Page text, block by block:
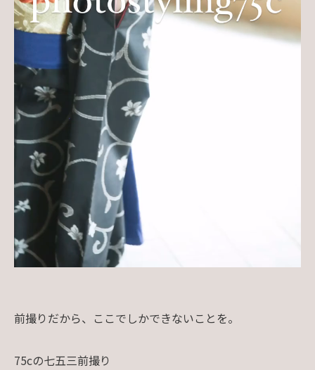
前撮りだから、ここでしかできないことを。
75cの七五三前撮り